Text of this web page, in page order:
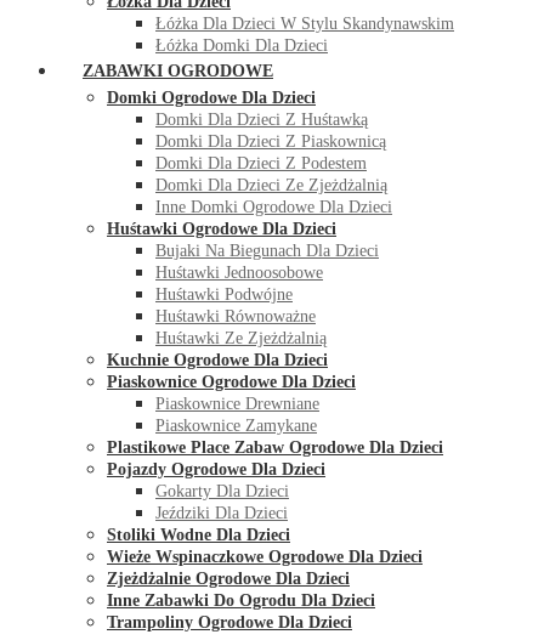
Łóżka Dla Dzieci W Stylu Skandynawskim
Łóżka Domki Dla Dzieci
ZABAWKI OGRODOWE
Domki Ogrodowe Dla Dzieci
Domki Dla Dzieci Z Huśtawką
Domki Dla Dzieci Z Piaskownicą
Domki Dla Dzieci Z Podestem
Domki Dla Dzieci Ze Zjeżdżalnią
Inne Domki Ogrodowe Dla Dzieci
Huśtawki Ogrodowe Dla Dzieci
Bujaki Na Biegunach Dla Dzieci
Huśtawki Jednoosobowe
Huśtawki Podwójne
Huśtawki Równoważne
Huśtawki Ze Zjeżdżalnią
Kuchnie Ogrodowe Dla Dzieci
Piaskownice Ogrodowe Dla Dzieci
Piaskownice Drewniane
Piaskownice Zamykane
Plastikowe Place Zabaw Ogrodowe Dla Dzieci
Pojazdy Ogrodowe Dla Dzieci
Gokarty Dla Dzieci
Jeździki Dla Dzieci
Stoliki Wodne Dla Dzieci
Wieże Wspinaczkowe Ogrodowe Dla Dzieci
Zjeżdżalnie Ogrodowe Dla Dzieci
Inne Zabawki Do Ogrodu Dla Dzieci
Trampoliny Ogrodowe Dla Dzieci